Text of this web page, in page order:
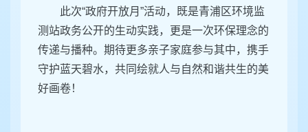
此次“政府开放月”活动，既是青浦区环境监
测站政务公开的生动实践，更是一次环保理念的
传递与播种。期待更多亲子家庭参与其中，携手
守护蓝天碧水，共同绘就人与自然和谐共生的美
好画卷！